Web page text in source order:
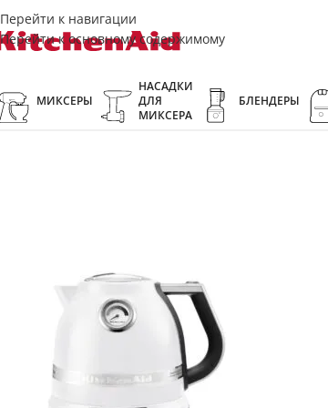
Перейти к навигации
Перейти к основному содержимому
МИКСЕРЫ
НАСАДКИ
ДЛЯ
МИКСЕРА
БЛЕНДЕРЫ